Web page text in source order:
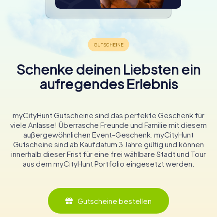
Schenke deinen Liebsten ein
aufregendes Erlebnis
myCityHunt Gutscheine sind das perfekte Geschenk für
viele Anlässe! Überrasche Freunde und Familie mit diesem
außergewöhnlichen Event-Geschenk. myCityHunt
Gutscheine sind ab Kaufdatum 3 Jahre gültig und können
innerhalb dieser Frist für eine frei wählbare Stadt und Tour
aus dem myCityHunt Portfolio eingesetzt werden.
Gutscheine bestellen